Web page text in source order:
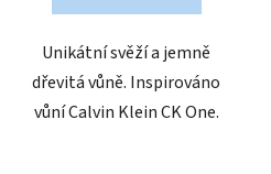
Unikátní svěží a jemně
dřevitá vůně. Inspirováno
vůní Calvin Klein CK One.